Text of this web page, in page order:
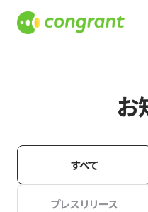
お
すべて
プレスリリース